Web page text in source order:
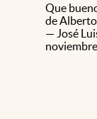
Que
de
— José